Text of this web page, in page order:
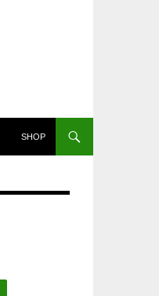
SHOP